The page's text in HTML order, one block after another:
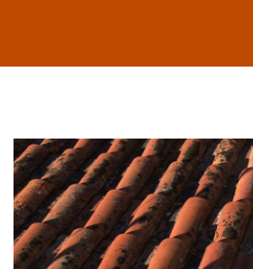
de rive 43
Haute-Loire